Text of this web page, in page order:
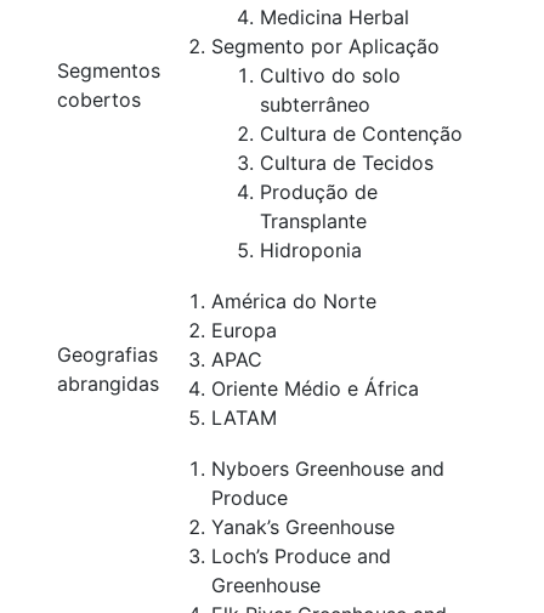
Segmentos
cobertos
Medicina Herbal
Segmento por Aplicação
Cultivo do solo
subterrâneo
Cultura de Contenção
Cultura de Tecidos
Produção de
Transplante
Hidroponia
Geografias
abrangidas
América do Norte
Europa
APAC
Oriente Médio e África
LATAM
Nyboers Greenhouse and
Produce
Yanak’s Greenhouse
Loch’s Produce and
Greenhouse